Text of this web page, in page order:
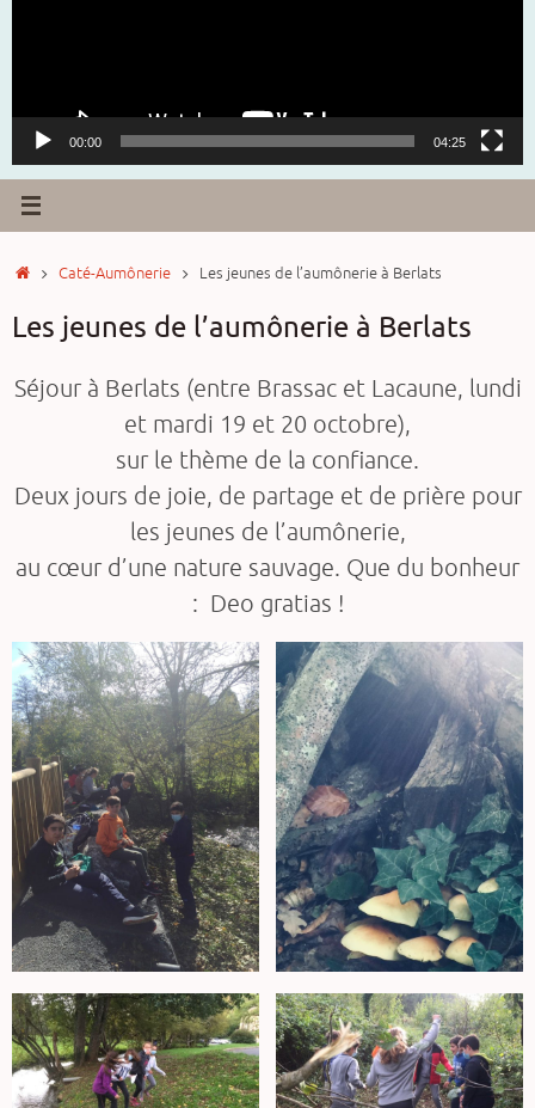
00:00 04:25
AccueilCaté-Aumônerie Les jeunes de l’aumônerie à Berlats
Les jeunes de l’aumônerie à Berlats
Séjour à Berlats (entre Brassac et Lacaune, lundi
et mardi 19 et 20 octobre),
sur le thème de la confiance.
Deux jours de joie, de partage et de prière pour
les jeunes de l’aumônerie,
au cœur d’une nature sauvage. Que du bonheur
: Deo gratias !